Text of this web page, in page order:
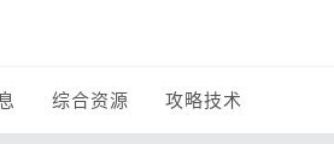
综合资源 攻略技术